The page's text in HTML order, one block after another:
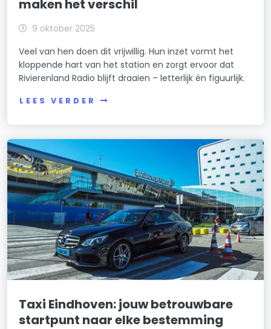
maken het verschil
9 oktober 2025
Veel van hen doen dit vrijwillig. Hun inzet vormt het
kloppende hart van het station en zorgt ervoor dat
Rivierenland Radio blijft draaien – letterlijk én figuurlijk.
LEES VERDER
Taxi Eindhoven: jouw betrouwbare
startpunt naar elke bestemming